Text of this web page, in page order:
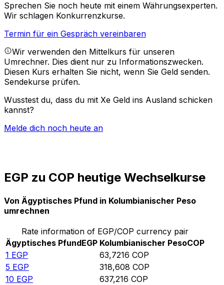
Sprechen Sie noch heute mit einem Währungsexperten.
Wir schlagen Konkurrenzkurse.
Termin für ein Gespräch vereinbaren
Wir verwenden den Mittelkurs für unseren
Umrechner. Dies dient nur zu Informationszwecken.
Diesen Kurs erhalten Sie nicht, wenn Sie Geld senden.
Sendekurse prüfen.
Wusstest du, dass du mit Xe Geld ins Ausland schicken
kannst?
Melde dich noch heute an
EGP zu COP heutige Wechselkurse
Von Ägyptisches Pfund in Kolumbianischer Peso
umrechnen
Rate information of EGP/COP currency pair
Ägyptisches PfundEGP Kolumbianischer PesoCOP
1 EGP 63,7216 COP
5 EGP 318,608 COP
10 EGP 637,216 COP